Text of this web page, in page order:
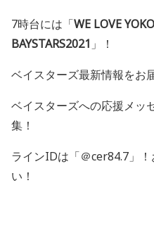
7時台には「WE LOVE
BAYSTARS2021 」！
ベイスターズ最新情報をお
ベイスターズへの応援メッ
集！
ラインIDは「＠cer84.7 」
い！